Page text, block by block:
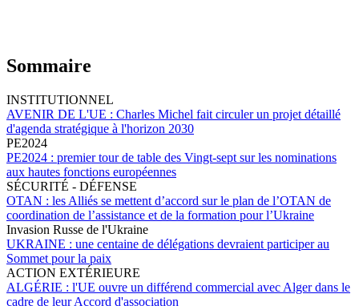
Sommaire
INSTITUTIONNEL
AVENIR DE L'UE : Charles Michel fait circuler un projet détaillé
d'agenda stratégique à l'horizon 2030
PE2024
PE2024 : premier tour de table des Vingt-sept sur les nominations
aux hautes fonctions européennes
SÉCURITÉ - DÉFENSE
OTAN : les Alliés se mettent d’accord sur le plan de l’OTAN de
coordination de l’assistance et de la formation pour l’Ukraine
Invasion Russe de l'Ukraine
UKRAINE : une centaine de délégations devraient participer au
Sommet pour la paix
ACTION EXTÉRIEURE
ALGÉRIE : l'UE ouvre un différend commercial avec Alger dans le
cadre de leur Accord d'association